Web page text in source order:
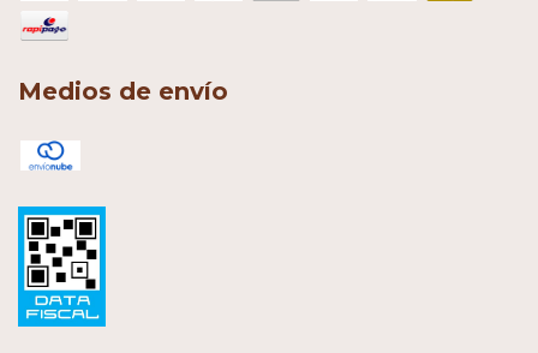
Medios de envío